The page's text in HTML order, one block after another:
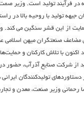
در فرآیند تولید است. وزیر
جبهه تولید با روحیه بالا در
از این قشر سنگین می کند.
مضاعف صنعتگران میهن
اکنون با تلاش کارکنان و
از شرکت صنایع آذرآب، حضور
دستاوردهای تولیدکنندگان
رحمانی وزیر صنعت، معدن و